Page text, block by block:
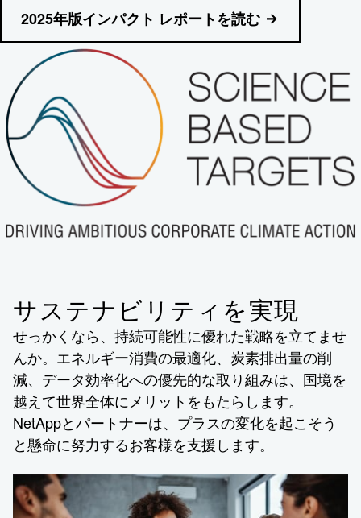
2025年版インパクト レポートを読む
サステナビリティを実現
せっかくなら、持続可能性に優れた戦略を立てませ
んか。エネルギー消費の最適化、炭素排出量の削
減、データ効率化への優先的な取り組みは、国境を
越えて世界全体にメリットをもたらします。
NetAppとパートナーは、プラスの変化を起こそう
と懸命に努力するお客様を支援します。